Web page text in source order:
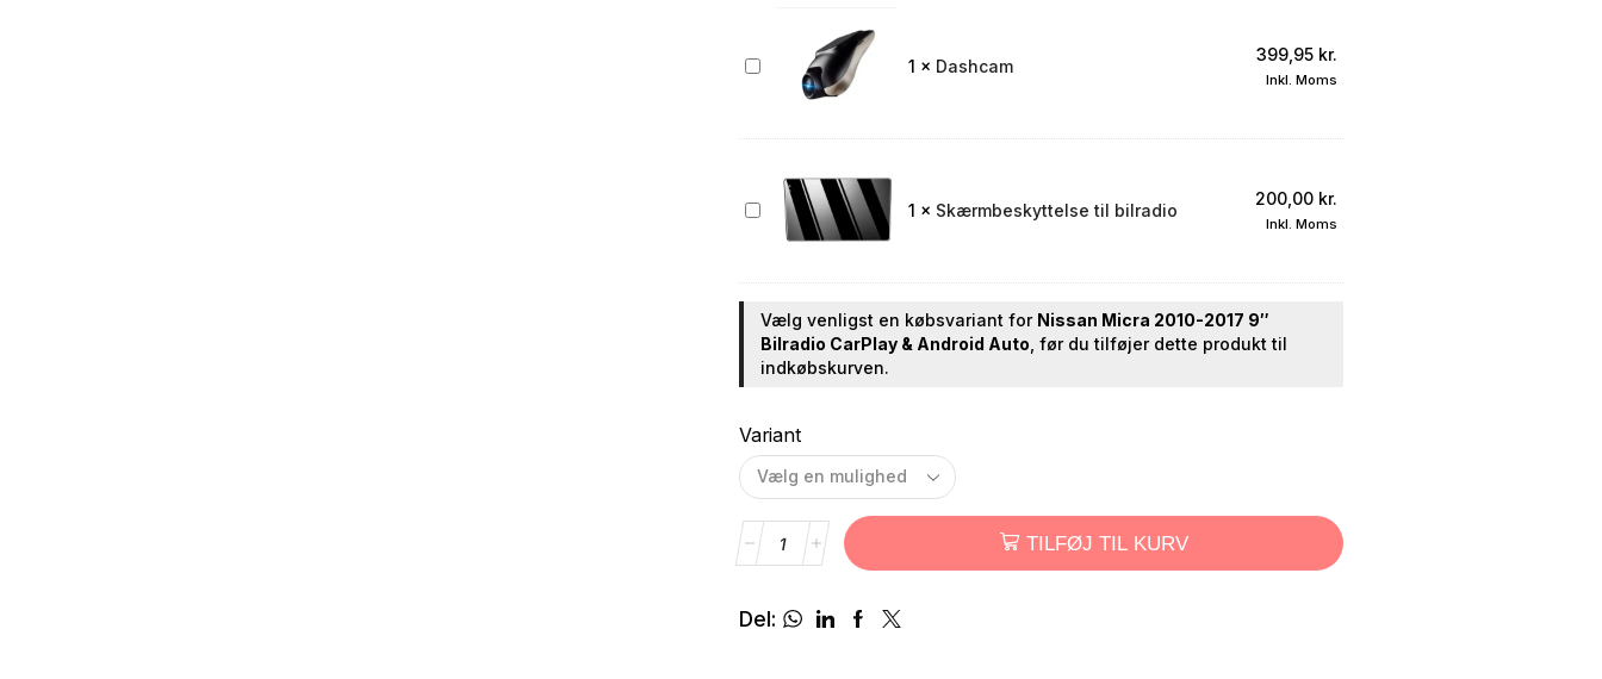
Dashcam 1 × Dashcam
399,95 kr.
Inkl. Moms
Skærmbeskyttelse
1 × Skærmbeskyttelse til bilradio
200,00 kr.
Inkl. Moms
Vælg venligst en købsvariant for Nissan Micra 2010-2017 9″
Bilradio CarPlay & Android Auto , før du tilføjer dette produkt til
indkøbskurven.
Variant
TILFØJ TIL KURV
Del: